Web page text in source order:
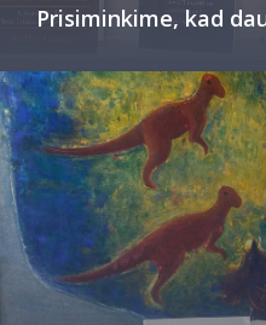
Prisiminkime, kad